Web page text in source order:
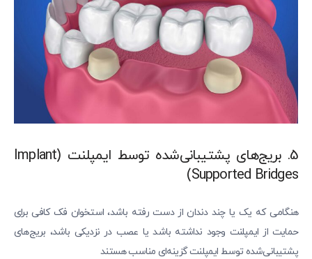
5. بریج‌های پشتیبانی‌شده توسط ایمپلنت (Implant
Supported Bridges)
هنگامی که یک یا چند دندان از دست رفته باشد، استخوان فک کافی برای
حمایت از ایمپلنت وجود نداشته باشد یا عصب در نزدیکی باشد، بریج‌های
پشتیبانی‌شده توسط ایمپلنت گزینه‌ای مناسب هستند